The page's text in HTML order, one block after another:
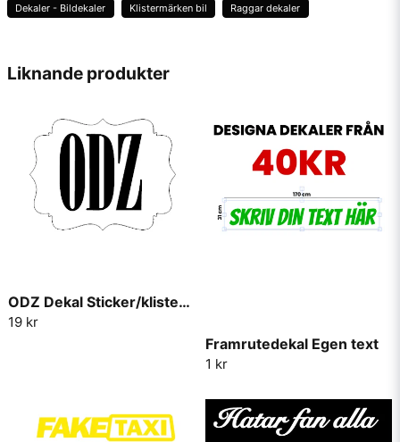
Liknande produkter
ODZ Dekal Sticker/klistermärke
19 kr
Framrutedekal Egen text
1 kr
säkerställa att vinylen fastnar väl.
Namn
email
Mejladress
Ja, ni får publicera min fråga
Dekaler - Bildekaler Klistermärken bil Raggar dekaler